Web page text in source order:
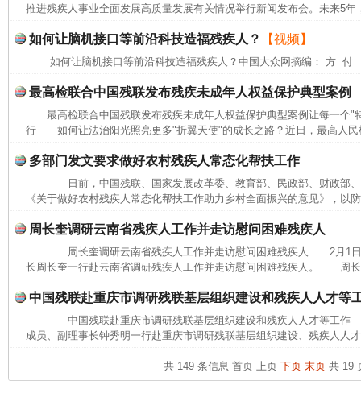
推进残疾人事业全面发展高质量发展有关情况举行新闻发布会。未来5年
如何让脑机接口等前沿科技造福残疾人？ 【视频】
如何让脑机接口等前沿科技造福残疾人？中国大众网摘编： 方 付
最高检联合中国残联发布残疾未成年人权益保护典型案例
最高检联合中国残联发布残疾未成年人权益保护典型案例让每一个"
行 如何让法治阳光照亮更多"折翼天使"的成长之路？近日，最高人民
多部门发文要求做好农村残疾人常态化帮扶工作
日前，中国残联、国家发展改革委、教育部、民政部、财政部
《关于做好农村残疾人常态化帮扶工作助力乡村全面振兴的意见》，以
周长奎调研云南省残疾人工作并走访慰问困难残疾人
周长奎调研云南省残疾人工作并走访慰问困难残疾人 2月1日
长周长奎一行赴云南省调研残疾人工作并走访慰问困难残疾人。 周
中国残联赴重庆市调研残联基层组织建设和残疾人人才等
中国残联赴重庆市调研残联基层组织建设和残疾人人才等工
成员、副理事长钟秀明一行赴重庆市调研残联基层组织建设、残疾人人
共 149 条信息 首页 上页 下页 末页共 19
完善运行机制助力责任有效落实
东山县通报“牛蛙产品抗生素超标问题” 法